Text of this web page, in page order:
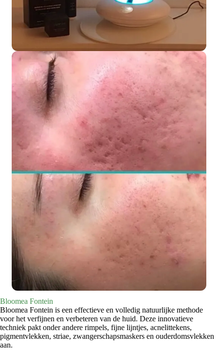
Bloomea Fontein
Bloomea Fontein is een effectieve en volledig natuurlijke methode
voor het verfijnen en verbeteren van de huid. Deze innovatieve
techniek pakt onder andere rimpels, fijne lijntjes, acnelittekens,
pigmentvlekken, striae, zwangerschapsmaskers en ouderdomsvlekken
aan.